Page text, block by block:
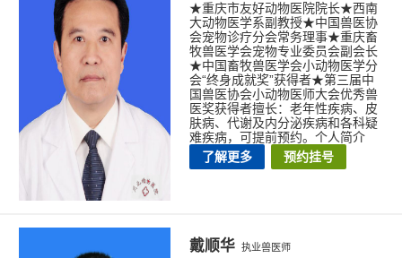
★重庆市友好动物医院院长★西南
大动物医学系副教授★中国兽医协
会宠物诊疗分会常务理事★重庆畜
牧兽医学会宠物专业委员会副会长
★中国畜牧兽医学会小动物医学分
会“终身成就奖”获得者★第三届中
国兽医协会小动物医师大会优秀兽
医奖获得者擅长：老年性疾病、皮
肤病、代谢及内分泌疾病和各科疑
难疾病，可提前预约。个人简介
了解更多
预约挂号
戴顺华 执业兽医师